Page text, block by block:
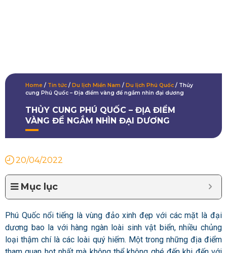
Home / Tin tức / Du lịch Miền Nam / Du lịch Phú Quốc / Thủy
cung Phú Quốc – Địa điểm vàng để ngắm nhìn đại dương
THỦY CUNG PHÚ QUỐC – ĐỊA ĐIỂM
VÀNG ĐỂ NGẮM NHÌN ĐẠI DƯƠNG
20/04/2022
Mục lục
Phú Quốc nổi tiếng là vùng đảo xinh đẹp với các mặt là đại
dương bao la với hàng ngàn loài sinh vật biển, nhiều chủng
loại thậm chí là các loài quý hiếm. Một trong những địa điểm